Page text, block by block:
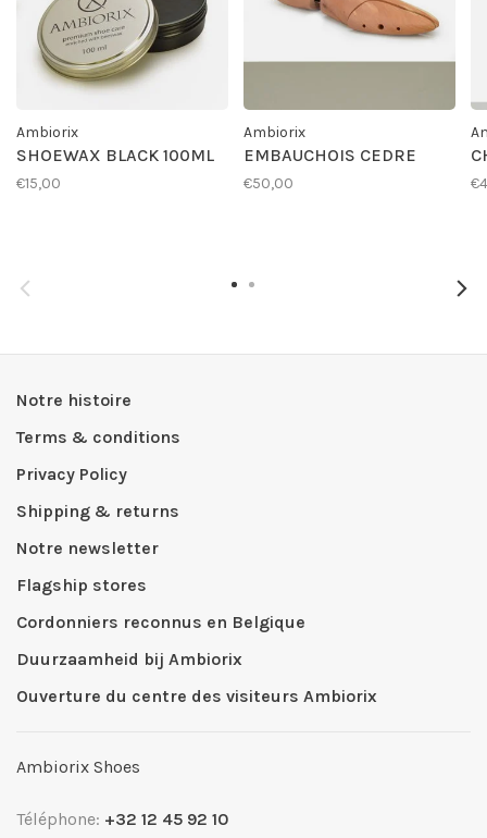
Ambiorix
SHOEWAX BLACK 100ML
€15,00
Ambiorix
EMBAUCHOIS CEDRE
€50,00
Notre histoire
Terms & conditions
Privacy Policy
Shipping & returns
Notre newsletter
Flagship stores
Cordonniers reconnus en Belgique
Duurzaamheid bij Ambiorix
Ouverture du centre des visiteurs Ambiorix
Ambiorix Shoes
Téléphone: +32 12 45 92 10